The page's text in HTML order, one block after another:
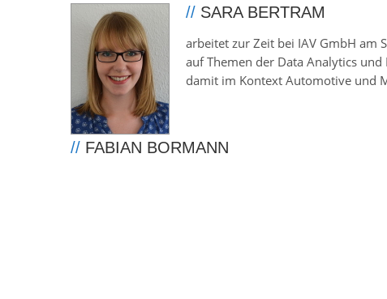
// SARA BERTRAM
arbeitet zur Zeit bei IAV GmbH am
auf Themen der Data Analytics
damit im Kontext Automotive und
// FABIAN BORMANN